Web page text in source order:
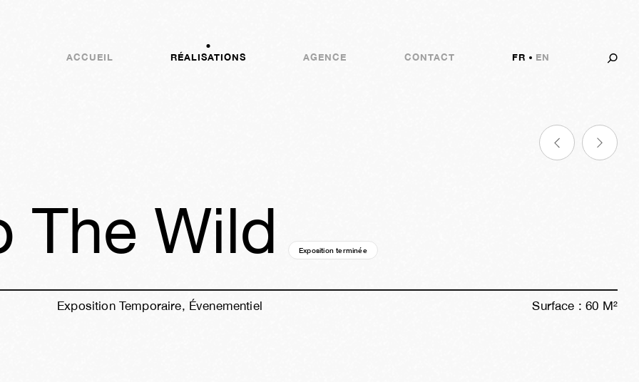
ACCUEIL RÉALISATIONS AGENCE CONTACT FR EN
The Wild Exposition terminée
Exposition Temporaire, Évenementiel Surface : 60 M²